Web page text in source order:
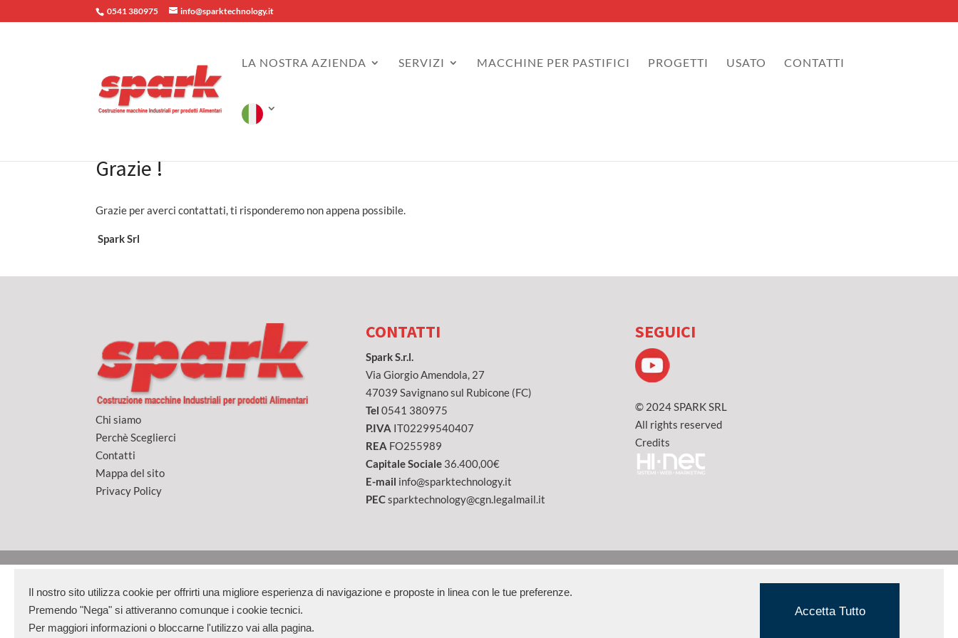
0541 380975 info@sparktechnology.it
LA NOSTRA AZIENDA SERVIZI MACCHINE PER PASTIFICI PROGETTI USATO CONTATTI
Grazie !
Grazie per averci contattati, ti risponderemo non appena possibile.
Spark Srl
Chi siamo
Perchè Sceglierci
Contatti
Mappa del sito
Privacy Policy
CONTATTI
Spark S.r.l.
Via Giorgio Amendola, 27
47039 Savignano sul Rubicone (FC)
Tel 0541 380975
P.IVA IT02299540407
REA FO255989
Capitale Sociale36.400,00€
E-mail info@sparktechnology.it
PECsparktechnology@cgn.legalmail.it
SEGUICI
© 2024 SPARK SRL
All rights reserved
Credits
Il nostro sito utilizza cookie per offrirti una migliore esperienza di navigazione e proposte in linea con le tue preferenze.
Premendo "Nega" si attiveranno comunque i cookie tecnici.
Per maggiori informazioni o bloccarne l'utilizzo vai alla pagina.
Accetta Tutto